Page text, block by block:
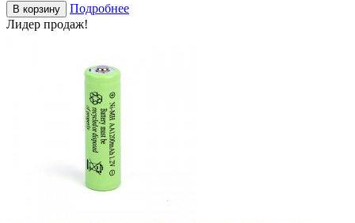
В корзину
Подробнее
Лидер продаж!